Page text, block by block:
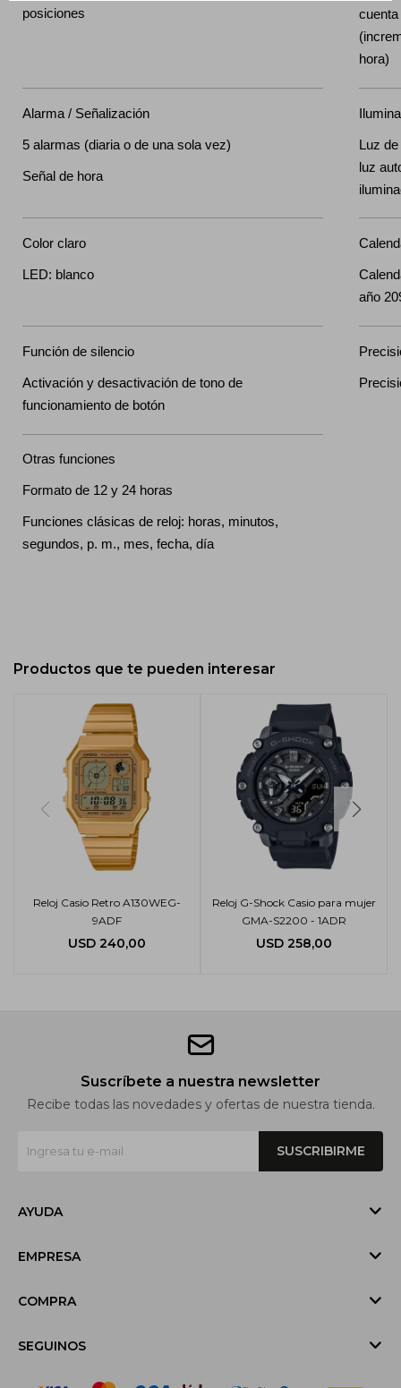
posiciones
hora)
Alarma / Señalización
5 alarmas (diaria o de una sola vez)
Señal de hora
Luz
luz
Color claro
LED: blanco
año
Función de silencio
Activación y desactivación de tono de
funcionamiento de botón
Otras funciones
Formato de 12 y 24 horas
Funciones clásicas de reloj: horas, minutos,
segundos, p. m., mes, fecha, día
Productos que te pueden interesar
Reloj Casio Retro A130WEG-
9ADF
USD 240,00
Reloj G-Shock Casio para mujer
GMA-S2200 - 1ADR
USD 258,00
Suscríbete a nuestra newsletter
Recibe todas las novedades y ofertas de nuestra tienda.
SUSCRIBIRME
AYUDA
EMPRESA
COMPRA
SEGUINOS